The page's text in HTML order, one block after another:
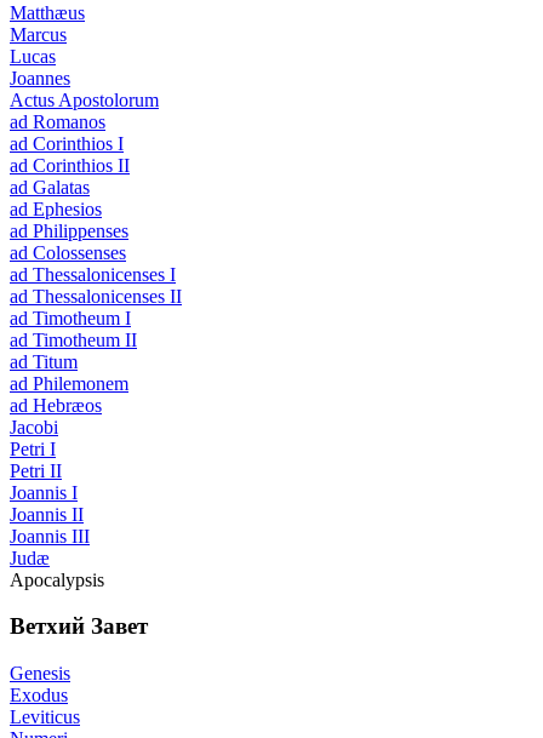
Matthæus
Marcus
Lucas
Joannes
Actus Apostolorum
ad Romanos
ad Corinthios I
ad Corinthios II
ad Galatas
ad Ephesios
ad Philippenses
ad Colossenses
ad Thessalonicenses I
ad Thessalonicenses II
ad Timotheum I
ad Timotheum II
ad Titum
ad Philemonem
ad Hebræos
Jacobi
Petri I
Petri II
Joannis I
Joannis II
Joannis III
Judæ
Apocalypsis
Ветхий Завет
Genesis
Exodus
Leviticus